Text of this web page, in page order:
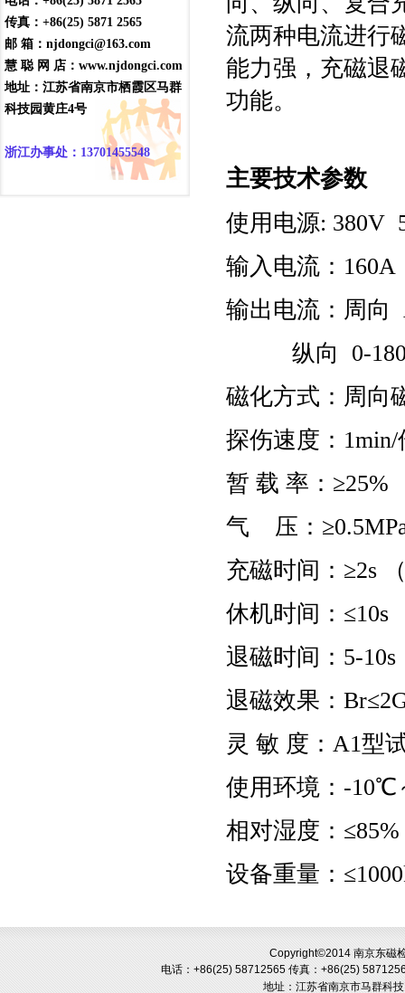
传真：+86(25) 5871 2565
邮 箱：njdongci@163.com
慧 聪 网 店：www.njdongci.com
地址：江苏省南京市栖霞区马群
科技园黄庄4号
浙江办事处：13701455548
流两种电流进行
能力强，充磁退
功能。
主要技术参数
使用电源: 380V
输入电流：160A
输出电流：周向
纵向 0-
磁化方式：周向
探伤速度：
暂 载 率：≥25%
气 压：
充磁时间：≥2s
休机时间：≤10s
退磁时间：5-10s
退磁效果：
灵 敏 度：A1型
使用环境：-
相对湿度：≤85%
设备重量：
Copyright©2014 南京东磁
电话：+86(25) 58712565 传真：+86(25)
地址： 江苏省南京市马群科